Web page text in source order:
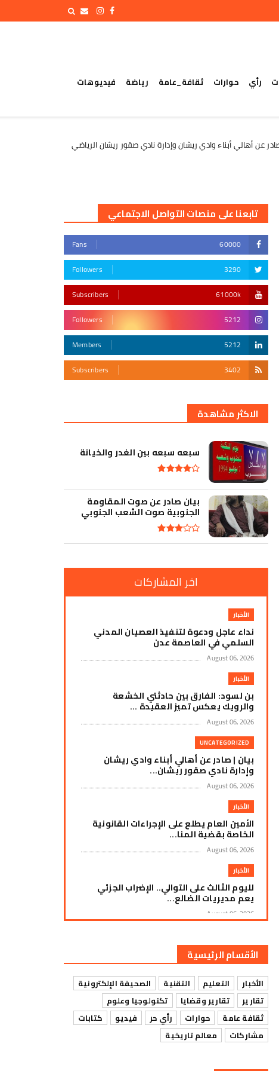
رأي حوارات ثقافة_عامة رياضة فيديوهات
أبناء وادي ريشان وإدارة نادي صقور ريشان الرياضي الأخبار
تابعنا على منصات التواصل الاجتماعي
60000
Fans
3290
Followers
61000k
Subscribers
5212
Followers
5212
Members
3402
Subscribers
الاكثر مشاهدة
سبعه سبعه بين الغدر والخيانة
بيان صادر عن صوت المقاومة
الجنوبية صوت الشعب الجنوبي
اخر المشاركات
الأخبار
نداء عاجل ودعوة لتنفيذ العصيان المدني
السلمي في العاصمة عدن
August 06, 2026
الأخبار
بن لسود: الفارق بين حادثتي الخشعة
والرويك يعكس تميز العقيدة ...
August 06, 2026
UNCATEGORIZED
بيان | صادر عن أهالي أبناء وادي ريشان
وإدارة نادي صقور ريشان...
August 06, 2026
الأخبار
الأمين العام يطلع على الإجراءات القانونية
الخاصة بقضية المنا...
August 06, 2026
الأخبار
لليوم الثالث على التوالي.. الإضراب الجزئي
يعم مديريات الضالع...
August 06, 2026
زنجبار: استمرار العصيان المدني لليوم الثالث
على التوالي وسط ...
August 06, 2026
الأخبار
إضراب جزئي يشل حركة التجارة في سوق
الرباط بمديرية يافع رصد ا...
August 06, 2026
الأقسام الرئيسية
الأخبار التعليم التقنية
الصحيفة الإلكترونية
تقارير
تقارير وقضايا
تكنولوجيا وعلوم
ثقافة عامة
حوارات رأي حر فيديو
كتابات
مشاركات
معالم تاريخية